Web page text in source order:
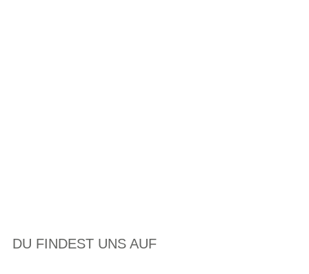
DU FINDEST UNS AUF